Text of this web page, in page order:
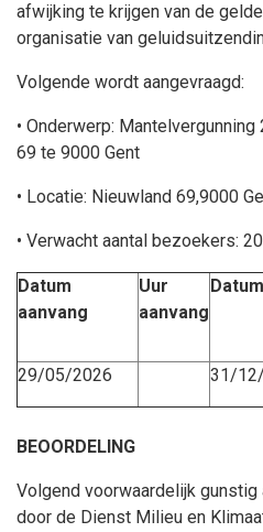
afwijking te krijgen van de
organisatie van
Volgende wordt aangevraagd:
• Onderwerp: Mantelvergunning
69 te 9000 Gent
• Locatie: Nieuwland 69,9000
• Verwacht aantal bezoekers:
Datum
aanvang
Uur
aanvang
29/05/2026 31/
BEOORDELING
Volgend voorwaardelijk
door de Dienst Milieu en